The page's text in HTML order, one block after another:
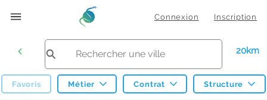
Connexion Inscription
20km
Favoris Métier Contrat Structure